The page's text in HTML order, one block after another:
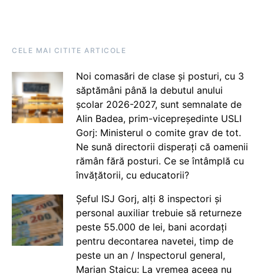
CELE MAI CITITE ARTICOLE
Noi comasări de clase și posturi, cu 3
săptămâni până la debutul anului
școlar 2026-2027, sunt semnalate de
Alin Badea, prim-vicepreședinte USLI
Gorj: Ministerul o comite grav de tot.
Ne sună directorii disperați că oamenii
rămân fără posturi. Ce se întâmplă cu
învățătorii, cu educatorii?
Șeful ISJ Gorj, alți 8 inspectori și
personal auxiliar trebuie să returneze
peste 55.000 de lei, bani acordați
pentru decontarea navetei, timp de
peste un an / Inspectorul general,
Marian Staicu: La vremea aceea nu